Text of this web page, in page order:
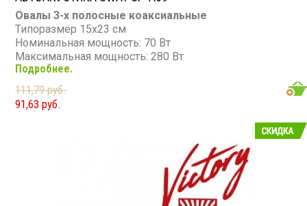
Овалы 3-х полосные коаксиальные
Типоразмер 15х23 см
Номинальная мощность: 70 Вт
Максимальная мощность: 280 Вт
Диапазон частот: 50 - 20 000 Гц
Чувствительность: 90 дБ
Сопротивление: 4 Ом
Подробнее.
111,79 руб.
91,63 руб.